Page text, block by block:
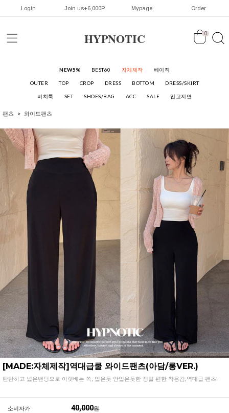
Login Join us+6,000P Mypage Order
HYPNOTIC 0
NEW5% BEST60 자체제작 베이직
OUTER TOP CROP DRESS BOTTOM DRESS/SKIRT
비치룩 SET SHOES/BAG ACC SALE 입고지연
팬츠 와이드팬츠
[MADE:자체제작]역대급쿨 와이드팬츠(아담/롱VER.)
탄탄하고 넓은밴딩으로 아랫배는 쏙, 입은듯 안입은듯한 정말 편한 착용감,역대급 팬츠!
소비자가 40,000원